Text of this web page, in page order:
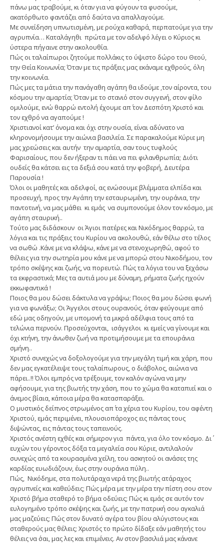
πάνω μας τραβούμε, κι όταν για να φύγουν τα φυσούμε,
ακατόρθωτο φαντάζει από δαύτα να απαλλαγούμε.
Με συνείδηση υπνωτισμένη, με ρούχα καθαρά, περπατούμε για την
αγρυπνία… Καταλάγηθι πρώτα με τον αδελφό λέγει ο Κύριος κι
ύστερα πήγαινε στην ακολουθία.
Πώς οι ταλαίπωροι ζητούμε πολλάκις το ύψιστο δώρο του Θεού,
την Θεία Κοινωνία; Όταν με τις πράξεις μας εκάναμε εχθρούς, όλη
την κοινωνία.
Πώς μες τα μάτια την πανάγαθη αγάπη θα ιδούμε ,τον αίροντα, του
κόσμου την αμαρτία; Όταν με το στανιό στον συγγενή, στον φίλο
ομιλούμε, ενώ θαρρώ εντολή έχουμε απ΄ τον Δεσπότη Χριστό και
τον εχθρό να αγαπούμε !
Χριστιανοί κατ’ όνομα και όχι στην ουσία, είναι αδύνατο να
κληρονομήσουμε την αιώνια βασιλεία. Σε παρακαλούμε Κύριε μη
μας χρεώσεις και αυτήν την αμαρτία, σαν τους τυφλούς
Φαρισαίους, που δεν ήξεραν τι πάει να πει φιλανθρωπία; Διότι
ουδείς θα κάτσει εις τα δεξιά σου κατά την φοβερή, Δευτέρα
Παρουσία !
Όλοι οι μαθητές και αδελφοί, ας ενώσουμε βλέμματα ελπίδα και
προσευχή, προς την Αγάπη την εσταυρωμένη, την ουράνια, την
παντοτινή, να μας μάθει κι εμάς να συμπονούμε όλον τον κόσμο, με
αγάπη σταυρική..
Τούτο μας διδάσκουν οι Άγιοι πατέρες και Νικόδημος θαρρώ, τα
λόγια και τις πράξεις του Κυρίου να ακολουθώ, εάν θέλω στο τέλος
να σωθώ .Κάνε με να κλάψω, κάνε με να στενοχωρηθώ, αφού το
θέλεις για την σωτηρία μου κάνε με να μπορώ στου Νικοδήμου, τον
τρόπο σκέψης και ζωής, να πορευτώ. Πώς τα λόγια του να ξεχάσω
τα εκφραστικά; Μες τα αυτιά μου με δύναμη, ρήματα ζωής ηχούν
εκκωφαντικά !
Ποιος θα μου δώσει δάκτυλα να γράψω; Ποιος θα μου δώσει φωνή
για να φωνάξω; Οι Άγγελοι στους ουρανούς, όταν φεύγουμε από
εδώ μας οδηγούν, με υπομονή τα μικρά αδέλφια τους από τα
τελώνια περνούν. Προσεύχονται, ισάγγελοι κι εμείς να γίνουμε και
όχι κτήνη, την άνωθεν ζωή να προτιμήσουμε με τα επουράνια
σμήνη..
Χριστό συνεχώς να δοξολογούμε για την μεγάλη τιμή και χάρη, που
δεν μας εγκατέλειψε τους ταλαίπωρους, ο διάβολος, αιώνια να
πάρει..!! Όλοι εμπρός να τρέξουμε, τον καλόν αγώνα να μην
αφήσουμε, για της βιωτής την χάση, που το χώμα θα καταπιεί και ο
άνεμος βίαια, κάποια μέρα θα κατασπαράξει.
Ο μυστικός δείπνος στρωμένος απ΄ τα χέρια του Κυρίου, του αφέντη
Χριστού, εμάς περιμένει, πλουσιοπάροχος εις πάντας τους
διψώντας, εις πάντας τους ταπεινούς.
Χριστός ανέστη εχθές και σήμερον για πάντα, για όλο τον κόσμο. Δι΄
ευχών του γέροντος δόξα τα μεγαλεία σου Κύριε, αντιλαλούν
συνεχώς από τα κουρασμένα χείλη, του ασκητού οι ανάσες της
καρδίας ευωδιάζουν, έως στην ουράνια πύλη..
Πώς, Νικόδημε, στα πολυτάραχα νερά της βιωτής ατάραχος
αγρυπνείς και καθεύδεις; Πώς μέρα με την μέρα την πίστη σου στον
Χριστό βήμα σταθερό το βήμα οδεύεις; Πώς κι εμάς σε αυτόν τον
ευλογημένο τρόπο σκέψης και ζωής, με την πατρική σου αγκαλιά
μας μαζεύεις; Πώς στον δυνατό αγέρα του βίου αλύγιστους και
σταθερούς μας θέλεις; Χριστός το πρώτο δίδαξε εάν μαθητής του
θέλεις να ΄σαι, μας λες και επιμένεις. Αν στον βασιλιά μας κάνανε